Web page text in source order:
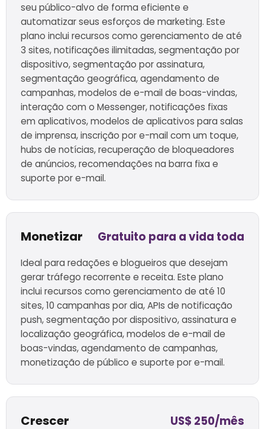
seu público-alvo de forma eficiente e
automatizar seus esforços de marketing. Este
plano inclui recursos como gerenciamento de até
3 sites,notificações ilimitadas, segmentação por
dispositivo, segmentação por assinatura,
segmentação geográfica, agendamento de
campanhas,modelos de e-mail de boas-vindas,
interação com o Messenger, notificações fixas
em aplicativos, modelos de aplicativos para salas
de imprensa, inscrição por e-mail com um toque,
hubs de notícias, recuperação de bloqueadores
de anúncios, recomendações na barra fixa e
suporte por e-mail.
Monetizar Gratuito para a vida toda
Ideal para redações e blogueiros que desejam
gerar tráfego recorrente e receita. Este plano
inclui recursos como gerenciamento de até 10
sites, 10 campanhas por dia, APIs de notificação
push, segmentação por dispositivo, assinatura e
localização geográfica, modelos de e-mail de
boas-vindas, agendamento de campanhas,
monetização de público e suporte por e-mail.
Crescer US$ 250/mês